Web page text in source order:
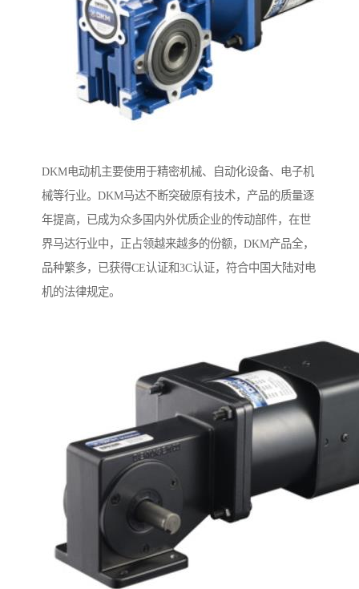
DKM电动机主要使用于精密机械、自动化设备、电子机
械等行业。DKM马达不断突破原有技术，产品的质量逐
年提高，已成为众多国内外优质企业的传动部件，在世
界马达行业中，正占领越来越多的份额，DKM产品全，
品种繁多，已获得CE认证和3C认证，符合中国大陆对电
机的法律规定。